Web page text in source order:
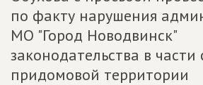
по факту нарушения
МО "Город Новодвинск"
законодательства в
придомовой территории